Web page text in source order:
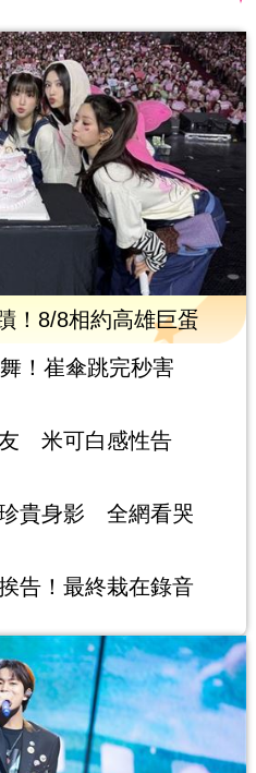
！8/8相約高雄巨蛋
！崔傘跳完秒害
米可白感性告
貴身影 全網看哭
告！最終栽在錄音